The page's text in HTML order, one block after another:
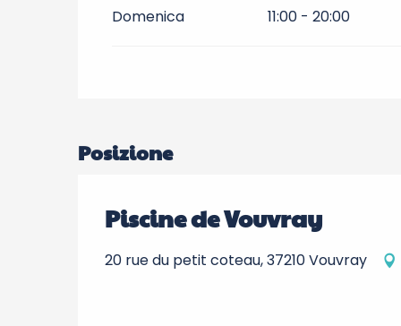
Domenica 11:00 - 20:00
Posizione
Piscine de Vouvray
20 rue du petit coteau, 37210 Vouvray